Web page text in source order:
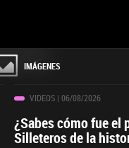
IMÁGENES
VIDEOS| 06/08/2026
¿Sabes cómo fue el
Silleteros de la